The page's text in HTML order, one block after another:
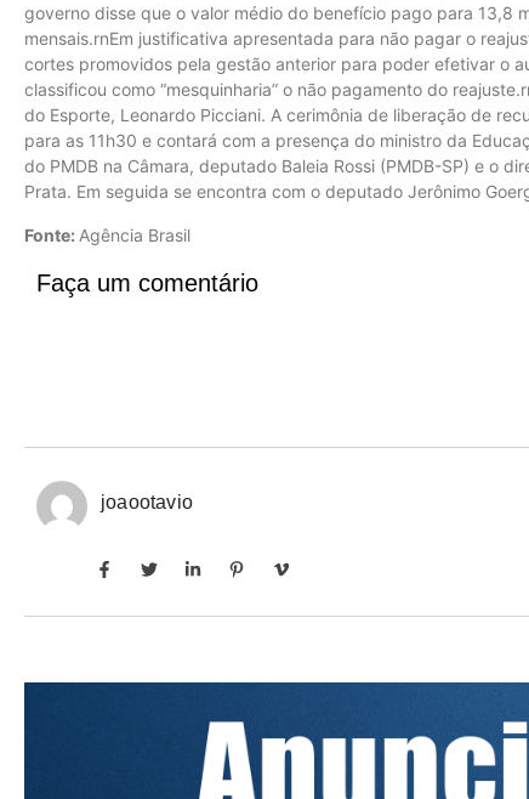
governo disse que o valor médio do benefício pago para 13,8
mensais.rnEm justificativa apresentada para não pagar o
cortes promovidos pela gestão anterior para poder efetivar o
classificou como “mesquinharia” o não pagamento do
do Esporte, Leonardo Picciani. A cerimônia de liberação de
para as 11h30 e contará com a presença do ministro da
do PMDB na Câmara, deputado Baleia Rossi (PMDB-SP) e o
Prata. Em seguida se encontra com o deputado Jerônimo
Fonte: Agência Brasil
Faça um comentário
joaootavio